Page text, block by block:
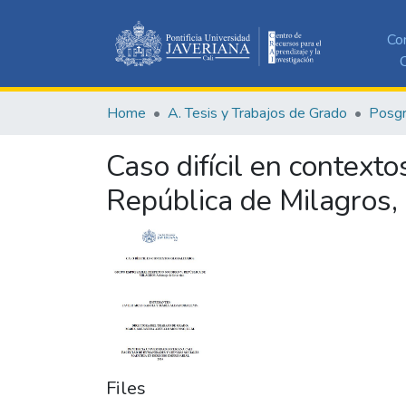
Home A. Tesis y Trabajos de Grado
Caso difícil en
República de
Files